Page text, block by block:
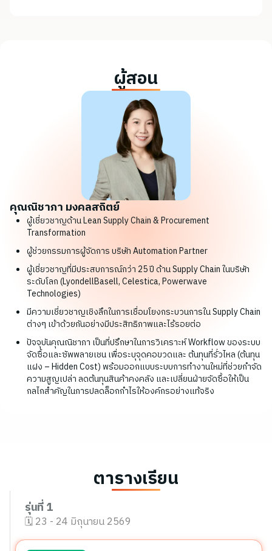
ผู้สอน
คุณณิชาภา มงคลสถิตย์
ผู้เชี่ยวชาญด้าน Lean Supply Chain & Procurement
Transformation
ผู้ช่วยกรรมการผู้จัดการ บริษัท Automation Partner
​ผู้เชี่ยวชาญที่มีประสบการณ์กว่า 25 ปี ด้าน Supply Chain ในบริษัท
ระดับโลก (LyondellBasell, Celestica, Powerwave
Technologies)
​มีความเชี่ยวชาญเชิงลึกในการเชื่อมโยงกระบวนการใน Supply Chain
ต่างๆ เข้าด้วยกันอย่างมีประสิทธิภาพและไร้รอยต่อ
ปัจจุบันคุณณิชาภา เป็นที่ปรึกษาในการวิเคราะห์ Workflow ของระบบ
จัดซื้อและซัพพลายเชน เพื่อระบุจุดคอขวดและ ต้นทุนที่รั่วไหล (ต้นทุน
แฝง – Hidden Cost) พร้อมออกแบบระบบการทำงานใหม่ที่ช่วยกำจัด
ความสูญเปล่า ลดต้นทุนสินค้าคงคลัง และเปลี่ยนฝ่ายจัดซื้อให้เป็น
กลไกสำคัญในการปลดล็อกกำไรให้องค์กรอย่างแท้จริง
ตารางเรียน
รุ่นที่ 1
️️🗓️ 23 - 24 มิถุนายน 2569